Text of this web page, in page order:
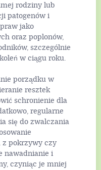
rodziny lub
patogenów i
jako
oraz poplonów,
szczególnie
w ciągu roku.
porządku w
resztek
schronienie dla
regularne
się do zwalczania
z pokrzywy czy
nawadnianie i
czyniąc je mniej